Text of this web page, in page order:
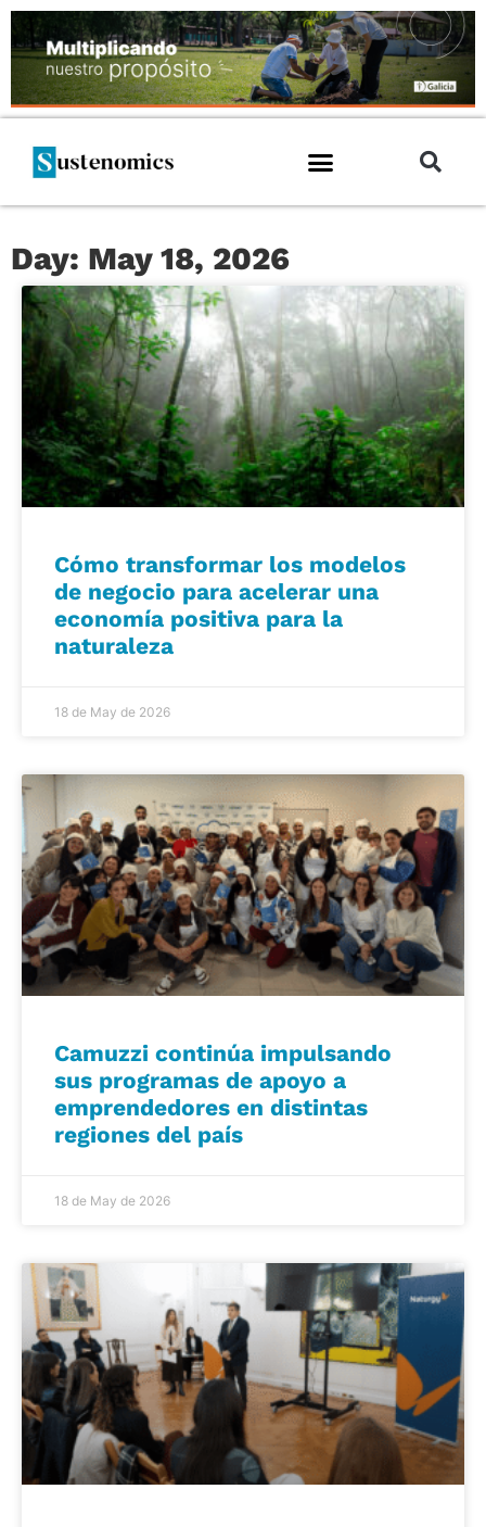
Day: May 18, 2026
Cómo transformar los modelos
de negocio para acelerar una
economía positiva para la
naturaleza
18 de May de 2026
Camuzzi continúa impulsando
sus programas de apoyo a
emprendedores en distintas
regiones del país
18 de May de 2026